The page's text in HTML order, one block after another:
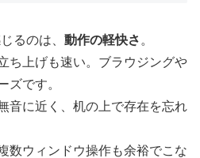
るのは、 動作の軽快さ 。
ち上げも速い。ブラウジングや
ズです。
音に近く、机の上で存在を忘れ
数ウィンドウ操作も余裕でこな